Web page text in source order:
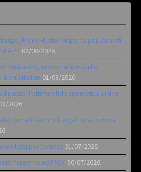
Frei e Hutter. Argento per Zanotti
è 4^ 02/08/2026
Ghibaudo, Grossmann e Gallis.
tra gli italiani 01/08/2026
Brianza: l’ultima sfida agonistica di una
2026
firma il secondo argento azzurro a
sta per tornare 31/07/2026
l’argento nell’XCC 30/07/2026